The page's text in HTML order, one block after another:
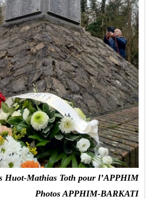
Huot-Mathias Toth pour l’APPHIM
Photos APPHIM-BARKATI